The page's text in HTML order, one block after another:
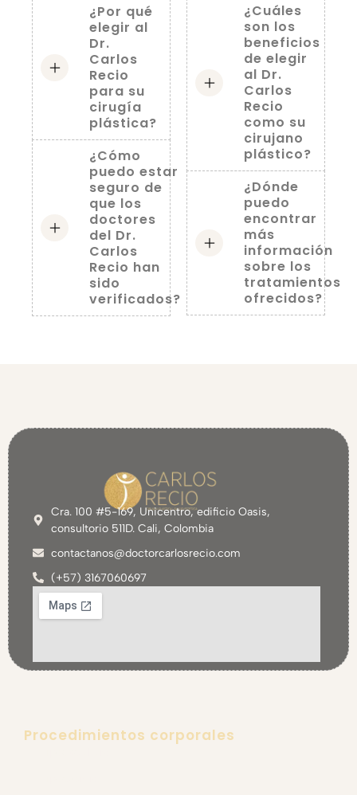
¿Por qué
elegir al
Dr.
Carlos
Recio
para su
cirugía
plástica?
¿Cómo
puedo estar
seguro de
que los
doctores
del Dr.
Carlos
Recio han
sido
verificados?
¿Cuáles
son los
beneficios
de elegir
al Dr.
Carlos
Recio
como su
cirujano
plástico?
¿Dónde
puedo
encontrar
más
información
sobre los
tratamientos
ofrecidos?
Cra. 100 #5-169, Unicentro, edificio Oasis,
consultorio 511D. Cali, Colombia
contactanos@doctorcarlosrecio.com
(+57) 3167060697
Procedimientos corporales